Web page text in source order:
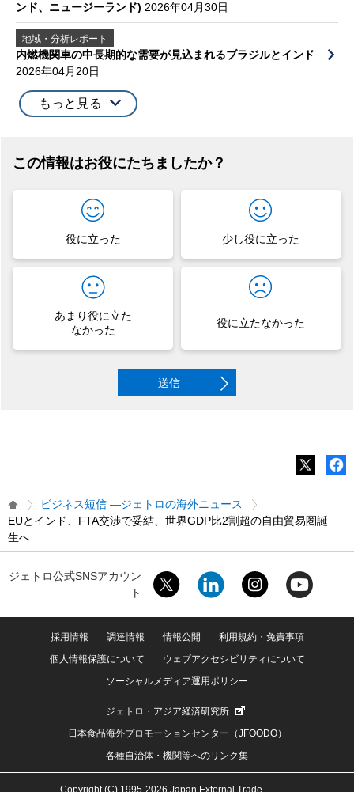
ンド、ニュージーランド) 2026年04月30日
地域・分析レポート
内燃機関車の中長期的な需要が見込まれるブラジルとインド
2026年04月20日
もっと見る
この情報はお役にたちましたか？
役に立った 少し役に立った
あまり役に立た
なかった
役に立たなかった
送信
ビジネス短信 ―ジェトロの海外ニュース
EUとインド、FTA交渉で妥結、世界GDP比2割超の自由貿易圏誕
生へ
ジェトロ公式SNSアカウン
ト
採用情報 調達情報 情報公開
利用規約・免責事項
個人情報保護について
ウェブアクセシビリティについて
ソーシャルメディア運用ポリシー
ジェトロ・アジア経済研究所
日本食品海外プロモーションセンター（JFOODO）
各種自治体・機関等へのリンク集